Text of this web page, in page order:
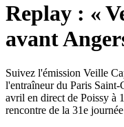
Replay : «
avant
Suivez l'émission Veille
l'entraîneur du Paris
avril en direct de Poissy à
rencontre de la 31e